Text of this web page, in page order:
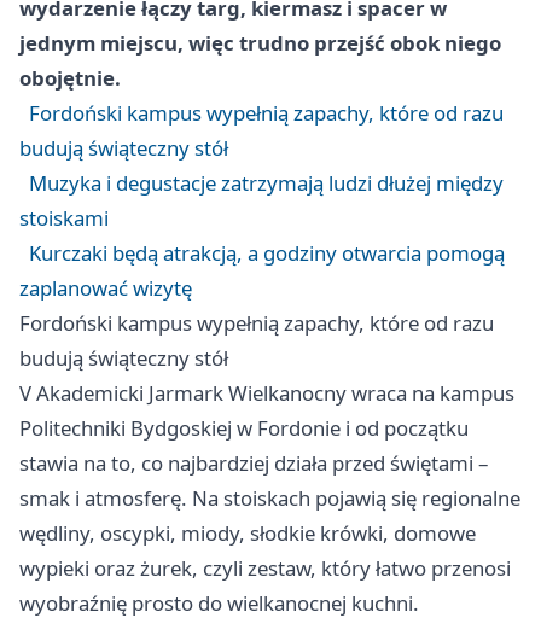
wydarzenie łączy targ, kiermasz i spacer w
jednym miejscu, więc trudno przejść obok niego
obojętnie.
Fordoński kampus wypełnią zapachy, które od razu
budują świąteczny stół
Muzyka i degustacje zatrzymają ludzi dłużej między
stoiskami
Kurczaki będą atrakcją, a godziny otwarcia pomogą
zaplanować wizytę
Fordoński kampus wypełnią zapachy, które od razu
budują świąteczny stół
V Akademicki Jarmark Wielkanocny wraca na kampus
Politechniki Bydgoskiej w Fordonie i od początku
stawia na to, co najbardziej działa przed świętami –
smak i atmosferę. Na stoiskach pojawią się regionalne
wędliny, oscypki, miody, słodkie krówki, domowe
wypieki oraz żurek, czyli zestaw, który łatwo przenosi
wyobraźnię prosto do wielkanocnej kuchni.